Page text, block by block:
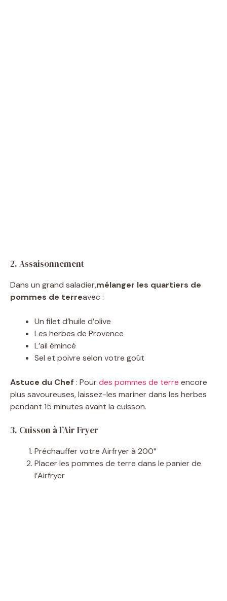
2. Assaisonnement
Dans un grand saladier,mélanger les quartiers de
pommes de terreavec :
Un filet d’huile d’olive
Les herbes de Provence
L’ail émincé
Sel et poivre selon votre goût
Astuce du Chef : Pourdes pommes de terre encore
plus savoureuses, laissez-les mariner dans les herbes
pendant 15 minutes avant la cuisson.
3. Cuisson à l’Air Fryer
Préchauffer votre Airfryer à 200°
Placer les pommes de terre dans le panier de
l’Airfryer